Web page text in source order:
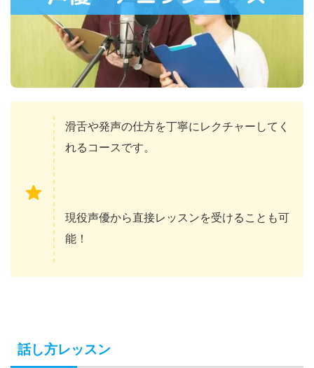
滑舌や発声の仕方を丁寧にレクチャーしてく
れるコースです。
現役声優から直接レッスンを受けることも可
能！
話し方レッスン